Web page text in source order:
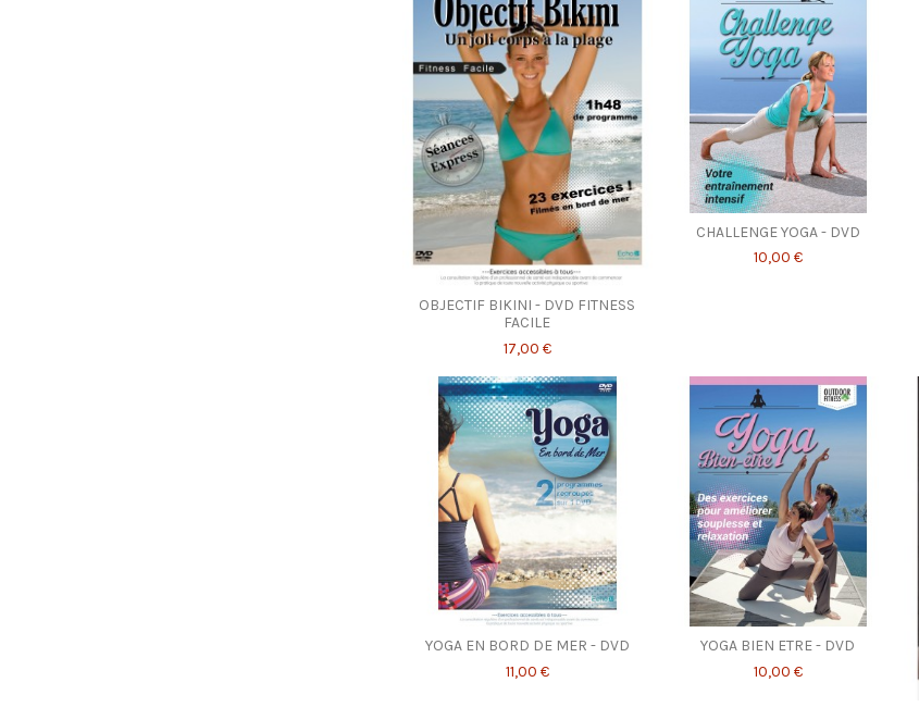
OBJECTIF BIKINI - DVD FITNESS
FACILE
17,00 €
CHALLENGE YOGA - DVD
10,00 €
YOGA EN BORD DE MER - DVD
11,00 €
YOGA BIEN ETRE - DVD
10,00 €